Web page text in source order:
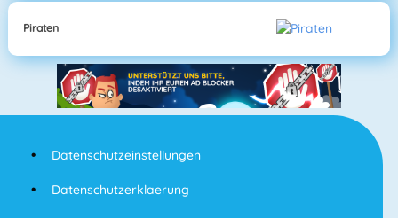
Piraten
Datenschutzeinstellungen
Datenschutzerklaerung